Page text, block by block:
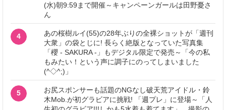
(水)朝9:59まで開催～キャンペーンガールは田野憂さ
ん
4
あの桜樹ルイ(55)の28年ぶりの全裸ショットが「週刊
大衆」の袋とじに! 長らく絶版となっていた写真集
「櫻 - SAKURA -」もデジタル限定で発売～「今の私
もみたい！という声に調子にのってしまいました
(^◇^;)」
5
お尻スポンサーも話題のNGなし破天荒アイドル・鈴
木Mob.が初グラビアに挑戦! 「週プレ」に登場～「人